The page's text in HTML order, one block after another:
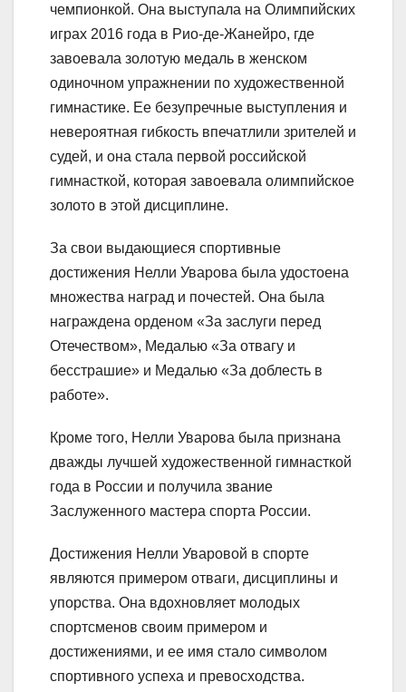
чемпионкой. Она выступала на Олимпийских
играх 2016 года в Рио-де-Жанейро, где
завоевала золотую медаль в женском
одиночном упражнении по художественной
гимнастике. Ее безупречные выступления и
невероятная гибкость впечатлили зрителей и
судей, и она стала первой российской
гимнасткой, которая завоевала олимпийское
золото в этой дисциплине.
За свои выдающиеся спортивные
достижения Нелли Уварова была удостоена
множества наград и почестей. Она была
награждена орденом «За заслуги перед
Отечеством», Медалью «За отвагу и
бесстрашие» и Медалью «За доблесть в
работе».
Кроме того, Нелли Уварова была признана
дважды лучшей художественной гимнасткой
года в России и получила звание
Заслуженного мастера спорта России.
Достижения Нелли Уваровой в спорте
являются примером отваги, дисциплины и
упорства. Она вдохновляет молодых
спортсменов своим примером и
достижениями, и ее имя стало символом
спортивного успеха и превосходства.